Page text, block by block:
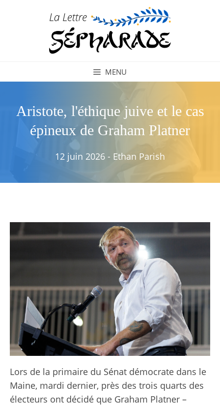
MENU
Aristote, l'éthique juive et le cas
épineux de Graham Platner
12 juin 2026 - Ethan Parish
Lors de la primaire du Sénat démocrate dans le
Maine, mardi dernier, près des trois quarts des
électeurs ont décidé que Graham Platner –